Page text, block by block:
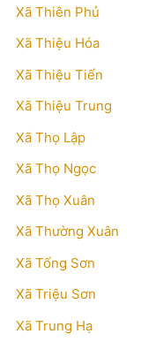
Xã Thiên Phủ
Xã Thiệu Hóa
Xã Thiệu Tiến
Xã Thiệu Trung
Xã Thọ Lập
Xã Thọ Ngọc
Xã Thọ Xuân
Xã Thường Xuân
Xã Tống Sơn
Xã Triệu Sơn
Xã Trung Hạ